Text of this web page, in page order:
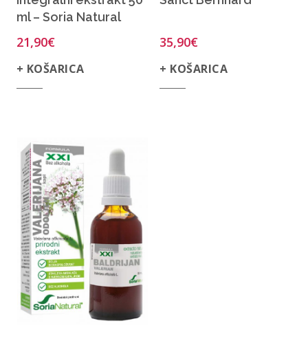
ml – Soria Natural
21,90€
+ KOŠARICA
35,90€
+ KOŠARICA